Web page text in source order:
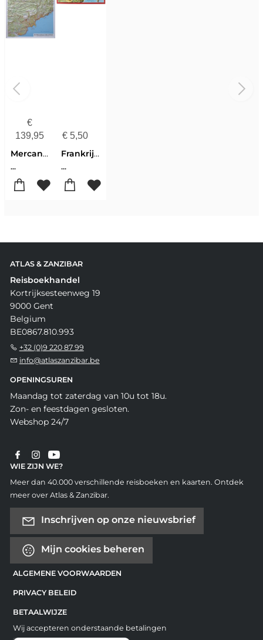
€
139,95
Mercantour / Côte d'Azur reliëf 60178
...
€5,50
Frankrijk reliëfpostkaart
...
ATLAS & ZANZIBAR
Reisboekhandel
Kortrijksesteenweg 19
9000 Gent
Belgium
BE0867.810.993
+32 (0)9 220 87 99
info@atlaszanzibar.be
OPENINGSUREN
Maandag tot zaterdag van 10u tot 18u.
Zon- en feestdagen gesloten.
Webshop 24/7
WIE ZIJN WE?
Meer dan 40.000 verschillende reisboeken en kaarten. Ontdek
meer over Atlas & Zanzibar.
Inschrijven op onze nieuwsbrief
Mijn cookies beheren
ALGEMENE VOORWAARDEN
PRIVACY BELEID
BETAALWIJZE
Wij accepteren onderstaande betalingen